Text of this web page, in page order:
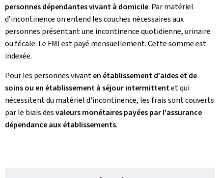
personnes dépendantes vivant à domicile. Par matériel
d’incontinence on entend les couches nécessaires aux
personnes présentant une incontinence quotidienne, urinaire
ou fécale. Le FMI est payé mensuellement. Cette somme est
indexée.
Pour les personnes vivanten établissement d'aides et de
soins ou en établissement à séjour intermittentet qui
nécessitent du matériel d'incontinence, les frais sont couverts
par le biais desvaleurs monétaires payées par l'assurance
dépendance aux établissements.